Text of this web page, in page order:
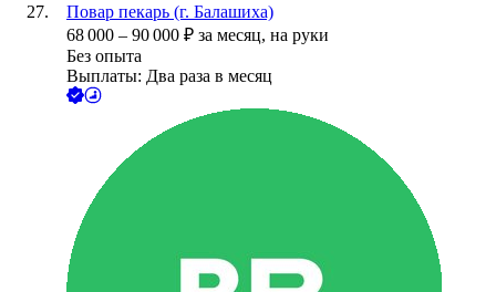
Повар пекарь (г. Балашиха)
68 000 – 90 000 ₽ за месяц, на руки
Без опыта
Выплаты: Два раза в месяц